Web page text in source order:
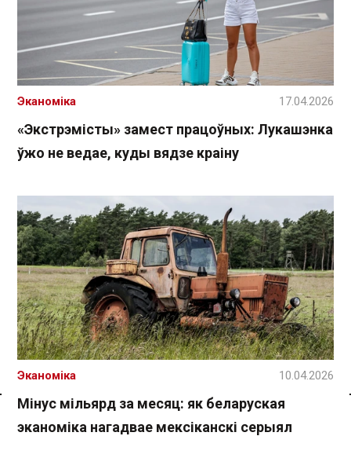
Спасылка без VPN
«Экстрэмісты» замест працоўных: Лукашэнка
ўжо не ведае, куды вядзе краіну
Эканоміка 17.04.2026
Мінус мільярд за месяц: як беларуская
эканоміка нагадвае мексіканскі серыял
Эканоміка 10.04.2026